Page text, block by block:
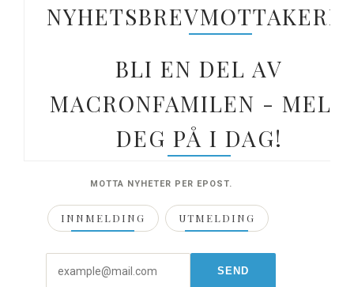
NYHETSBREVMOTTAKERE.
BLI EN DEL AV
MACRONFAMILEN - MELD
DEG PÅ I DAG!
MOTTA NYHETER PER EPOST.
INNMELDING UTMELDING